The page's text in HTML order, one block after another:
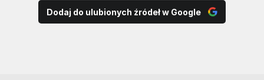
Dodaj do ulubionych źródeł w Google